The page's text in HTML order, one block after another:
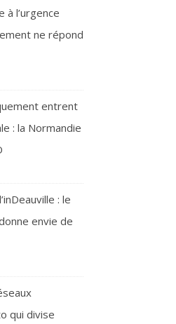
à l’urgence
ne répond
entrent
: la Normandie
: le
envie de
qui divise